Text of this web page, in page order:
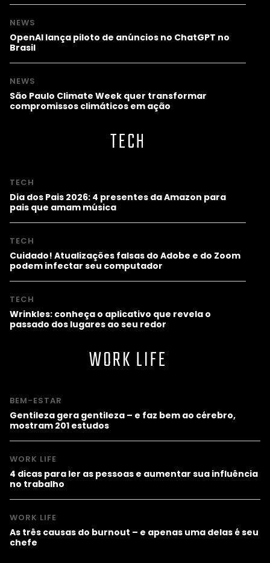
NEWS
OpenAI lança piloto de anúncios no ChatGPT no
Brasil
NEWS
São Paulo Climate Week quer transformar
compromissos climáticos em ação
TECH
TECH
Dia dos Pais 2026: 4 presentes da Amazon para
pais que amam música
TECH
Cuidado! Atualizações falsas do Adobe e do Zoom
podem infectar seu computador
TECH
Wrinkles: conheça o aplicativo que revela o
passado dos lugares ao seu redor
WORK LIFE
BEM-ESTAR
Gentileza gera gentileza – e faz bem ao cérebro,
mostram 201 estudos
WORK LIFE
4 dicas para ler as pessoas e aumentar sua influência
no trabalho
WORK LIFE
As três causas do burnout – e apenas uma delas é seu
chefe